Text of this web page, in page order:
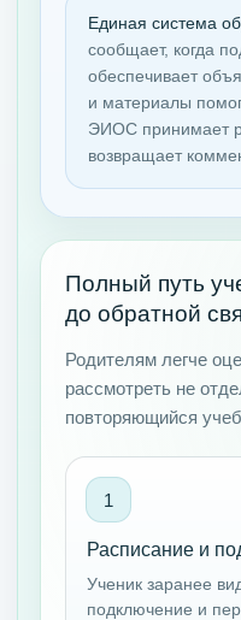
Единая система
сообщает, когда
обеспечивает
и материалы
ЭИОС принимает
возвращает
Полный путь
до обратной
Родителям легче
рассмотреть не
повторяющийся
Расписание и
Ученик заранее
подключение и